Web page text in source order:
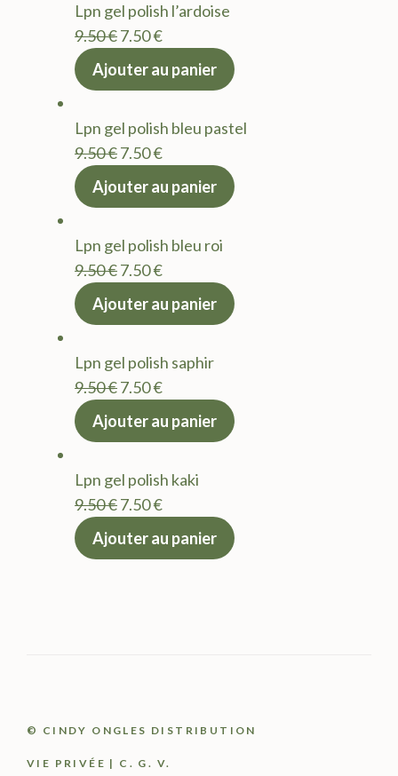
9.50 €.7.50 €.
Lpn gel polish l’ardoise
9.50€Le
prix
9.50 €.
7.50€Le
actuel
7.50 €.
Ajouter au panier
Lpn gel polish bleu pastel
9.50€Le
prix
9.50 €.
7.50€Le
actuel
7.50 €.
Ajouter au panier
Lpn gel polish bleu roi
9.50€Le
prix
9.50 €.
7.50€Le
actuel
7.50 €.
Ajouter au panier
Lpn gel polish saphir
9.50€Le
prix
9.50 €.
7.50€Le
actuel
7.50 €.
Ajouter au panier
Lpn gel polish kaki
9.50€Le
prix
7.50€Le
actuel
Ajouter au panier
© CINDY ONGLES DISTRIBUTION
VIE PRIVÉE | C. G. V.